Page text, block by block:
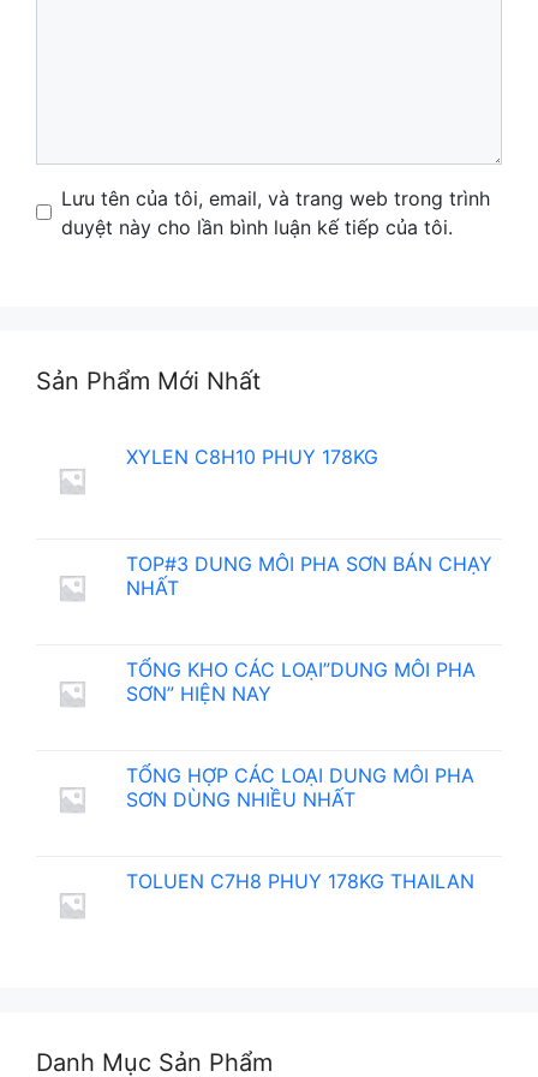
Name
Email
Website
Lưu tên của tôi, email, và trang web trong trình
duyệt này cho lần bình luận kế tiếp của tôi.
Sản Phẩm Mới Nhất
XYLEN C8H10 PHUY 178KG
TOP#3 DUNG MÔI PHA SƠN BÁN CHẠY
NHẤT
TỔNG KHO CÁC LOẠI”DUNG MÔI PHA
SƠN” HIỆN NAY
TỔNG HỢP CÁC LOẠI DUNG MÔI PHA
SƠN DÙNG NHIỀU NHẤT
TOLUEN C7H8 PHUY 178KG THAILAN
Danh Mục Sản Phẩm